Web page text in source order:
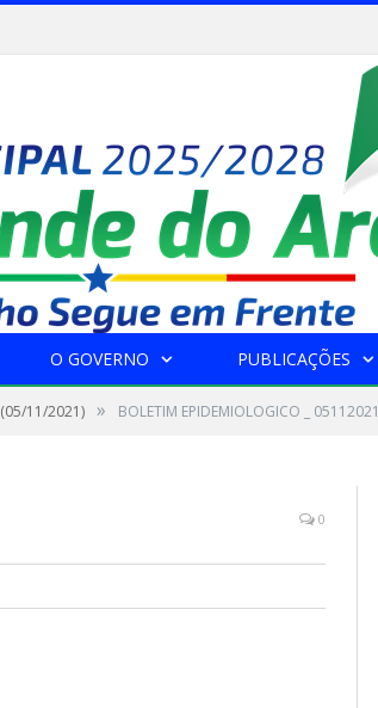
O GOVERNO PUBLICAÇÕES
11/2021) » BOLETIM EPIDEMIOLOGICO _ 05112021
0